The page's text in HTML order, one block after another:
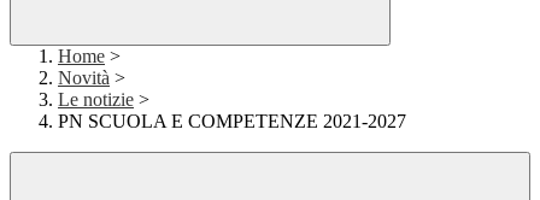
Home >
Novità >
Le notizie >
PN SCUOLA E COMPETENZE 2021-2027